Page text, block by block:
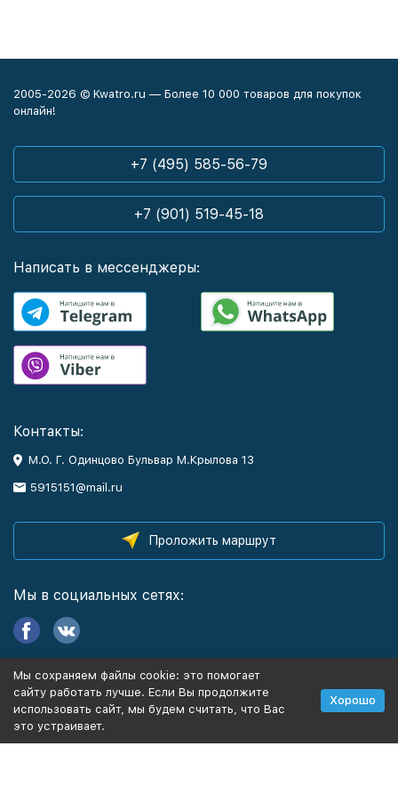
2005-2026 © Kwatro.ru — Более 10 000 товаров для покупок
онлайн!
+7 (495) 585-56-79
+7 (901) 519-45-18
Написать в мессенджеры:
Контакты:
М.О. Г. Одинцово Бульвар М.Крылова 13
5915151@mail.ru
Проложить маршрут
Мы в социальных сетях:
Информация
Политика персональных данных
Мы сохраняем файлы cookie: это помогает
сайту работать лучше. Если Вы продолжите
использовать сайт, мы будем считать, что Вас
это устраивает.
Хорошо